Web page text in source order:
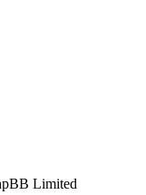
Limited